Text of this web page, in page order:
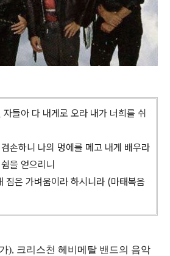
들아 다 내게로 오라 내가 너희를 쉬
손하니 나의 멍에를 메고 내게 배우라
을 얻으리니
짐은 가벼움이라 하시니라 (마태복음
), 크리스천 헤비메탈 밴드의 음악